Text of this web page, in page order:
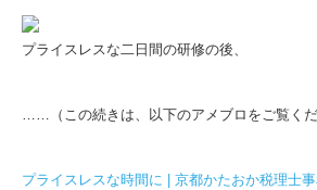
プライスレスな二日間の研修の後、
……（この続きは、以下のアメブロをご覧くだ
プライスレスな時間に | 京都かたおか税理士